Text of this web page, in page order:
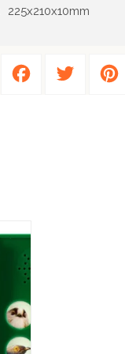
225x210x10mm